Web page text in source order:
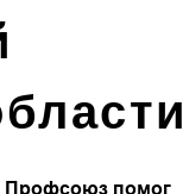
Профсоюз помог